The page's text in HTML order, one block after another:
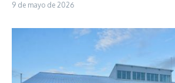
9 de mayo de 2026